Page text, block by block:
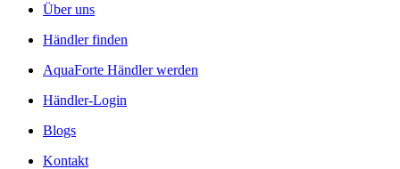
Über uns
Händler finden
AquaForte Händler werden
Händler-Login
Blogs
Kontakt